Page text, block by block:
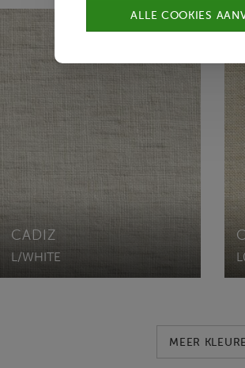
CADIZ
L/WHITE
MEER
ALLE COOKIES